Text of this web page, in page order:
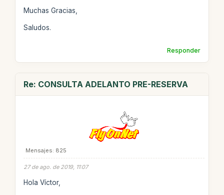
Muchas Gracias,
Saludos.
Responder
Re: CONSULTA ADELANTO PRE-RESERVA
Mensajes: 825
27 de ago. de 2019, 11:07
Hola Víctor,